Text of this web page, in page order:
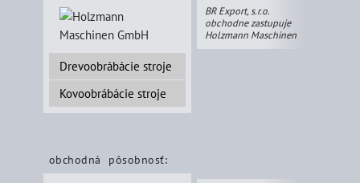
Drevoobrábácie stroje
Kovoobrábácie stroje
BR Export, s.r.o.
obchodne zastupuje
Holzmann Maschinen
obchodná pôsobnosť: